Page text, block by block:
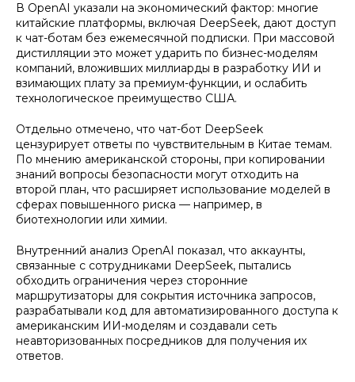
В OpenAI указали на экономический фактор: многие
китайские платформы, включая DeepSeek, дают доступ
к чат-ботам без ежемесячной подписки. При массовой
дистилляции это может ударить по бизнес-моделям
компаний, вложивших миллиарды в разработку ИИ и
взимающих плату за премиум-функции, и ослабить
технологическое преимущество США.
Отдельно отмечено, что чат-бот DeepSeek
цензурирует ответы по чувствительным в Китае темам.
По мнению американской стороны, при копировании
знаний вопросы безопасности могут отходить на
второй план, что расширяет использование моделей в
сферах повышенного риска — например, в
биотехнологии или химии.
Внутренний анализ OpenAI показал, что аккаунты,
связанные с сотрудниками DeepSeek, пытались
обходить ограничения через сторонние
маршрутизаторы для сокрытия источника запросов,
разрабатывали код для автоматизированного доступа к
американским ИИ-моделям и создавали сеть
неавторизованных посредников для получения их
ответов.